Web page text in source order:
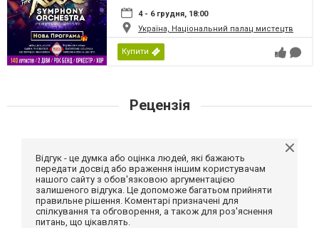
4 - 6 грудня, 18:00
Україна, Національний палац мистецтв
Купити
Рецензія
Відгук - це думка або оцінка людей, які бажають
передати досвід або враження іншим користувачам
нашого сайту з обов'язковою аргументацією
залишеного відгука. Це допоможе багатьом прийняти
правильне рішення. Коментарі призначені для
спілкування та обговорення, а також для роз'яснення
питань, що цікавлять.